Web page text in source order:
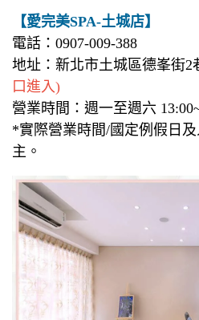
【愛完美SPA-土城店】
電話：0907-009-388
地址：新北市土城區德峯街2
口進入)
營業時間：週一至週六
*實際營業時間/國定例假日
主。